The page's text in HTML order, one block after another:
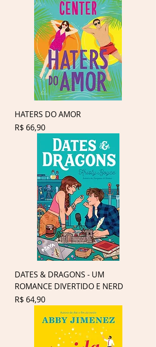
HATERS DO AMOR
Preço
R$ 66,90
DATES & DRAGONS - UM
ROMANCE DIVERTIDO E NERD
Preço
R$ 64,90